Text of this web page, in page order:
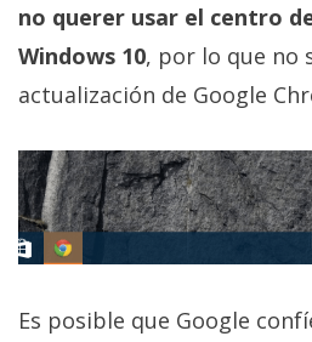
2026.Algunos
derechos
no querer usar el centro
Windows 10, por lo que no
actualización de Google
Es posible que Google